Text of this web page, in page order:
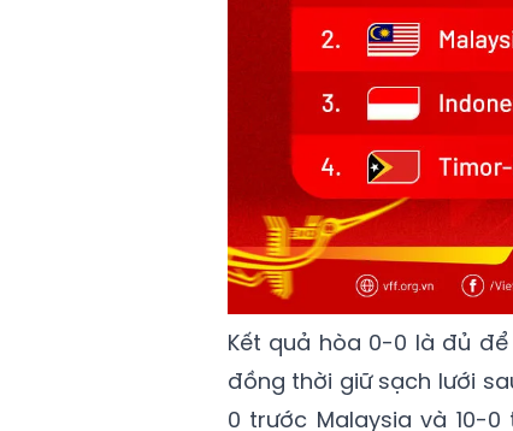
Kết quả hòa 0-0 là đủ
đồng thời giữ sạch lưới
0 trước Malaysia và 10-